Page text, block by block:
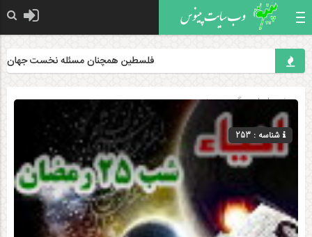
فلسطین همچنان مسئله نخست جهان
صفحه اصلی» گروه »دینی
شناسه : 253